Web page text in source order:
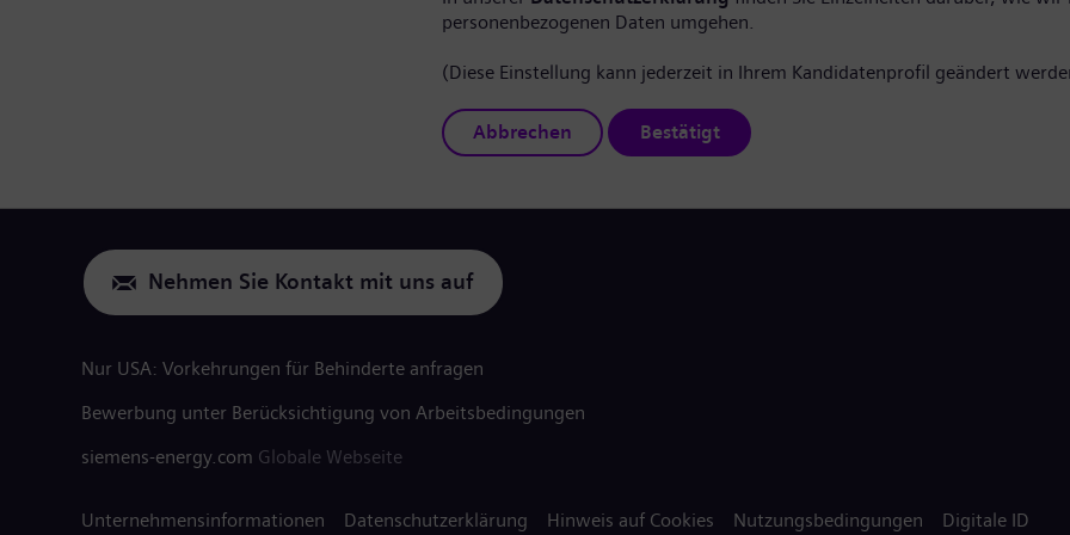
personenbezogenen Daten umgehen.
(Diese Einstellung kann jederzeit in Ihrem Kandidatenprofil geändert
Abbrechen Bestätigt
Nehmen Sie Kontakt mit uns auf
Nur USA: Vorkehrungen für Behinderte anfragen
Bewerbung unter Berücksichtigung von Arbeitsbedingungen
siemens-energy.com Globale Webseite
Unternehmensinformationen Datenschutzerklärung Hinweis auf Cookies Nutzungsbedingungen Digitale ID